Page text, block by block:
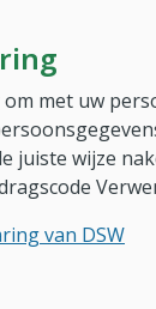
met uw
juiste wijze
van DSW